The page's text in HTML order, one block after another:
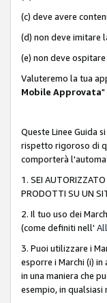
(c) deve avere
(d) non deve imitare
(e) non deve
Valuteremo la tua
Mobile Approvata"
Queste Linee Guida
rispetto rigoroso di
comporterà
1. SEI
PRODOTTI SU UN
2. Il tuo uso dei
(come definiti nell'
3. Puoi utilizzare i
esporre i Marchi (i)
in una maniera che
esempio, in